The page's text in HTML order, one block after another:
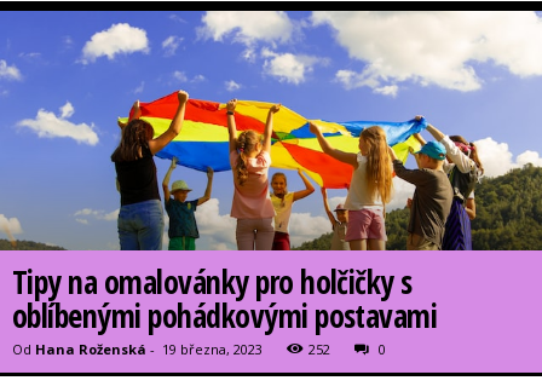
Tipy na omalovánky pro holčičky s
oblíbenými pohádkovými postavami
Od Hana Roženská - 19 března, 2023 252 0